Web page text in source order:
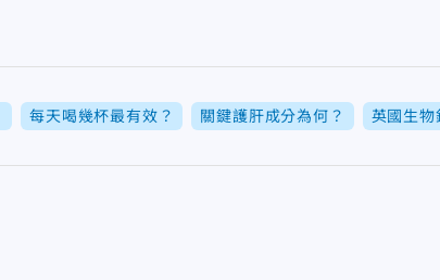
每天喝幾杯最有效？ 關鍵護肝成分為何？ 英國生物